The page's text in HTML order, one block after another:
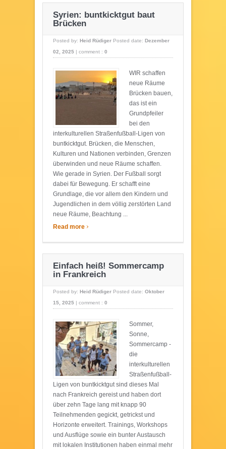
Syrien: buntkicktgut baut
Brücken
Posted by: Heid Rüdiger Posted date: Dezember
02, 2025 | comment : 0
WIR schaffen
neue Räume
Brücken bauen,
das ist ein
Grundpfeiler
bei den
interkulturellen Straßenfußball-Ligen von
buntkicktgut. Brücken, die Menschen,
Kulturen und Nationen verbinden, Grenzen
überwinden und neue Räume schaffen.
Wie gerade in Syrien. Der Fußball sorgt
dabei für Bewegung. Er schafft eine
Grundlage, die vor allem den Kindern und
Jugendlichen in dem völlig zerstörten Land
neue Räume, Beachtung ...
Read more ›
Einfach heiß! Sommercamp
in Frankreich
Posted by: Heid Rüdiger Posted date: Oktober
15, 2025 | comment : 0
Sommer,
Sonne,
Sommercamp -
die
interkulturellen
Straßenfußball-
Ligen von buntkicktgut sind dieses Mal
nach Frankreich gereist und haben dort
über zehn Tage lang mit knapp 90
Teilnehmenden gegickt, getrickst und
Horizonte erweitert. Trainings, Workshops
und Ausflüge sowie ein bunter Austausch
mit lokalen Institutionen haben einmal mehr